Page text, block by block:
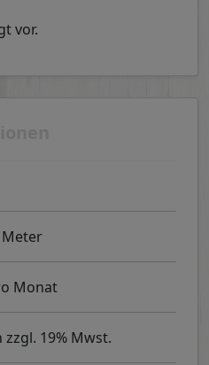
vor.
Meter
Monat
zzgl. 19% Mwst.